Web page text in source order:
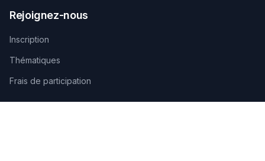
Rejoignez-nous
Inscription
Thématiques
Frais de participation